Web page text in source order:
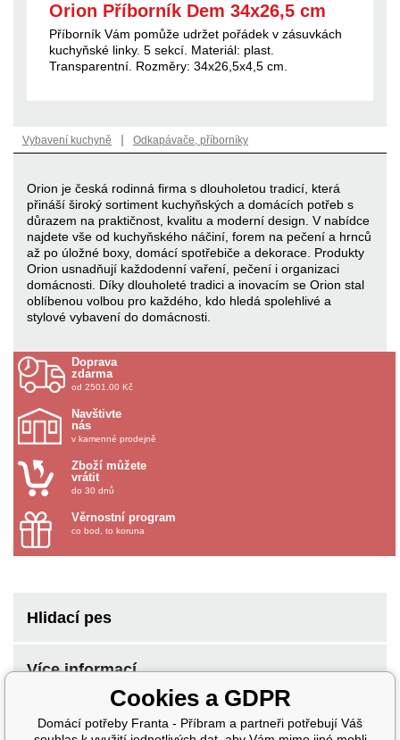
Orion Příborník Dem 34x26,5 cm
Příborník Vám pomůže udržet pořádek v zásuvkách
kuchyňské linky. 5 sekcí. Materiál: plast.
Transparentní. Rozměry: 34x26,5x4,5 cm.
Vybavení kuchyně | Odkapávače, příborníky
Orion je česká rodinná firma s dlouholetou tradicí, která
přináší široký sortiment kuchyňských a domácích potřeb s
důrazem na praktičnost, kvalitu a moderní design. V nabídce
najdete vše od kuchyňského náčiní, forem na pečení a hrnců
až po úložné boxy, domácí spotřebiče a dekorace. Produkty
Orion usnadňují každodenní vaření, pečení i organizaci
domácnosti. Díky dlouholeté tradici a inovacím se Orion stal
oblíbenou volbou pro každého, kdo hledá spolehlivé a
stylové vybavení do domácnosti.
Doprava
zdarma
od 2501.00 Kč
Navštivte
nás
v kamenné prodejně
Zboží můžete
vrátit
do 30 dnů
Věrnostní program
co bod, to koruna
Hlidací pes
Více informací
Cookies a GDPR
Domácí potřeby Franta - Příbram a partneři potřebují Váš